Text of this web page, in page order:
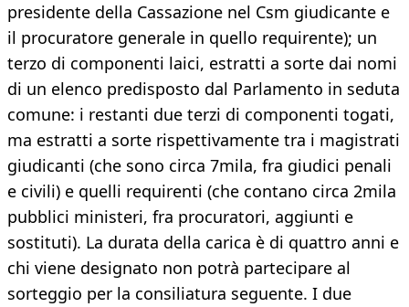
presidente della Cassazione nel Csm giudicante e
il procuratore generale in quello requirente); un
terzo di componenti laici, estratti a sorte dai nomi
di un elenco predisposto dal Parlamento in seduta
comune: i restanti due terzi di componenti togati,
ma estratti a sorte rispettivamente tra i magistrati
giudicanti (che sono circa 7mila, fra giudici penali
e civili) e quelli requirenti (che contano circa 2mila
pubblici ministeri, fra procuratori, aggiunti e
sostituti). La durata della carica è di quattro anni e
chi viene designato non potrà partecipare al
sorteggio per la consiliatura seguente. I due